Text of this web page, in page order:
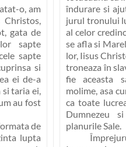
o, am
gata de
sapte
sapte
si
ei de-a
taria ei,
au fost
de
lupta
îndurare si
jurul tronului
al celor
se afla si
lor, Iisus
troneaza în
fie aceasta
molime, asa
ca toate
Dumnezeu
planurile Sale.
Împrejurul